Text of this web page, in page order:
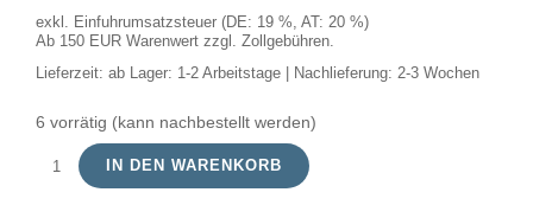
exkl. Einfuhrumsatzsteuer (DE: 19 %, AT: 20 %)
Ab 150 EUR Warenwert zzgl. Zollgebühren.
Lieferzeit: ab Lager: 1-2 Arbeitstage | Nachlieferung: 2-3 Wochen
6 vorrätig (kann nachbestellt werden)
Zier-/Tropfen
IN DEN WARENKORB